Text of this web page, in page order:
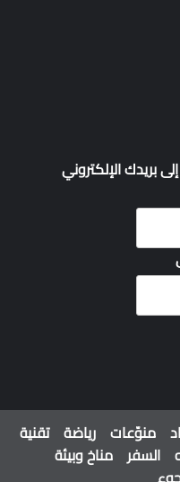
بريدك الإلكتروني
منوّعات رياضة تقنية
السفر مناخ وبيئة